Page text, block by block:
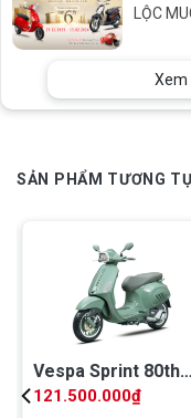
LỘC
SẢN PHẨM TƯƠNG
Vespa Sprint 80th
180
121.500.000₫